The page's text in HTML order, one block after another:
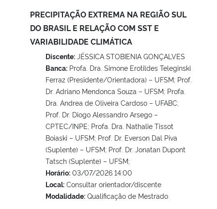
PRECIPITAÇÃO EXTREMA NA REGIÃO SUL
DO BRASIL E RELAÇÃO COM SST E
VARIABILIDADE CLIMÁTICA
Discente: JÉSSICA STOBIENIA GONÇALVES
Banca: Profa. Dra. Simone Erotildes Teleginski
Ferraz (Presidente/Orientadora) – UFSM; Prof.
Dr. Adriano Mendonca Souza – UFSM; Profa.
Dra. Andrea de Oliveira Cardoso – UFABC;
Prof. Dr. Diogo Alessandro Arsego –
CPTEC/INPE; Profa. Dra. Nathalie Tissot
Boiaski – UFSM; Prof. Dr. Everson Dal Piva
(Suplente) – UFSM; Prof. Dr. Jonatan Dupont
Tatsch (Suplente) – UFSM;
Horário: 03/07/2026 14:00
Local: Consultar orientador/discente
Modalidade: Qualificação de Mestrado